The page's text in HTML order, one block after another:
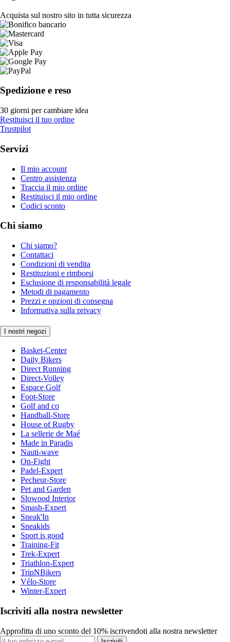
Acquista sul nostro sito in tutta sicurezza
Spedizione e reso
30 giorni per cambiare idea
Restituisci il tuo ordine
Trustpilot
Servizi
Il mio account
Centro assistenza
Traccia il mio ordine
Restituisci il mio ordine
Codici sconto
Chi siamo
Chi siamo?
Contattaci
Condizioni di vendita
Restituzioni e rimborsi
Esclusione di responsabilità legale
Metodi di pagamento
Prezzi e opzioni di consegna
Informativa sulla privacy
I nostri negozi
Basket-Center
Daily Bikers
Direct Running
Direct-Volley
Espace Golf
Foot-Store
Golf and co
Handball-Store
House of Rugby
La sellerie de Maé
Made in Paradis
Nauti-wave
On-Fight
Padel-Expert
Pecheur-Store
Pet and Garden
Slowood Interior
Smash-Expert
Sneak'In
Sneakids
Sport is good
Training-Fit
Trek-Expert
Triathlon-Expert
TripNBikers
Vélo-Store
Winter-Expert
Iscriviti alla nostra newsletter
Approfitta di uno sconto del 10% iscrivendoti alla nostra newsletter